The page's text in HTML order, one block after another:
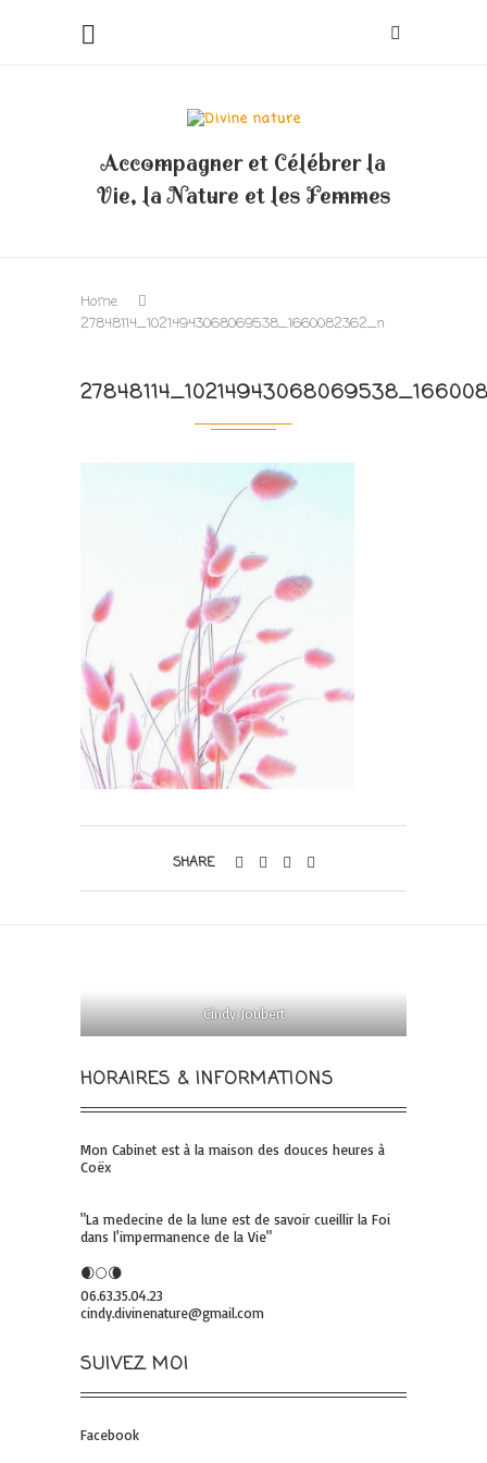
Accompagner et Célébrer la
Vie, la Nature et les Femmes
Home
27848114_10214943068069538_1660082362_n
SHARE
Cindy Joubert
HORAIRES & INFORMATIONS
Mon Cabinet est à la maison des douces heures à
Coëx
"La medecine de la lune est de savoir cueillir la Foi
dans l'impermanence de la Vie"
🌒🌕🌘
06.63.35.04.23
cindy.divinenature@gmail.com
SUIVEZ MOI
Facebook